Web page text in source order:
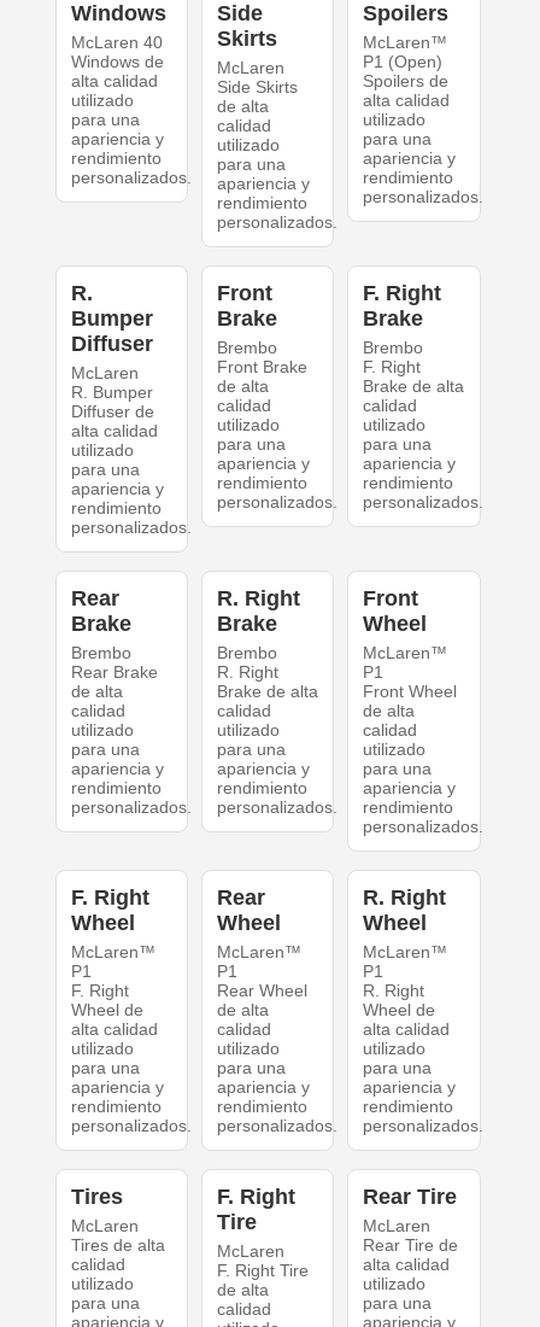
Windows
McLaren 40
Windows de
alta calidad
utilizado
para una
apariencia y
rendimiento
personalizados.
Side
Skirts
McLaren
Side Skirts
de alta
calidad
utilizado
para una
apariencia y
rendimiento
personalizados.
Spoilers
McLaren™
P1 (Open)
Spoilers de
alta calidad
utilizado
para una
apariencia y
rendimiento
personalizados.
R.
Bumper
Diffuser
McLaren
R. Bumper
Diffuser de
alta calidad
utilizado
para una
apariencia y
rendimiento
personalizados.
Front
Brake
Brembo
Front Brake
de alta
calidad
utilizado
para una
apariencia y
rendimiento
personalizados.
F. Right
Brake
Brembo
F. Right
Brake de alta
calidad
utilizado
para una
apariencia y
rendimiento
personalizados.
Rear
Brake
Brembo
Rear Brake
de alta
calidad
utilizado
para una
apariencia y
rendimiento
personalizados.
R. Right
Brake
Brembo
R. Right
Brake de alta
calidad
utilizado
para una
apariencia y
rendimiento
personalizados.
Front
Wheel
McLaren™
P1
Front Wheel
de alta
calidad
utilizado
para una
apariencia y
rendimiento
personalizados.
F. Right
Wheel
McLaren™
P1
F. Right
Wheel de
alta calidad
utilizado
para una
apariencia y
rendimiento
personalizados.
Rear
Wheel
McLaren™
P1
Rear Wheel
de alta
calidad
utilizado
para una
apariencia y
rendimiento
personalizados.
R. Right
Wheel
McLaren™
P1
R. Right
Wheel de
alta calidad
utilizado
para una
apariencia y
rendimiento
personalizados.
Tires
McLaren
Tires de alta
calidad
utilizado
para una
apariencia y
F. Right
Tire
McLaren
F. Right Tire
de alta
calidad
Rear Tire
McLaren
Rear Tire de
alta calidad
utilizado
para una
apariencia y